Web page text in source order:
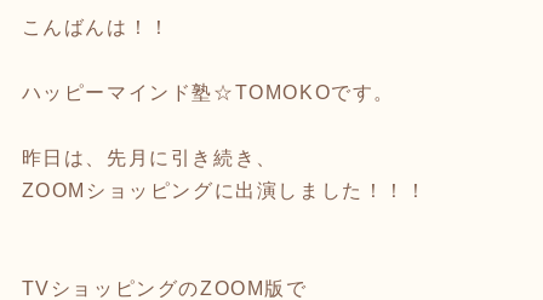
こんばんは！！
ハッピーマインド塾☆TOMOKOです。
昨日は、先月に引き続き、
ZOOMショッピングに出演しました！！！
TVショッピングのZOOM版で